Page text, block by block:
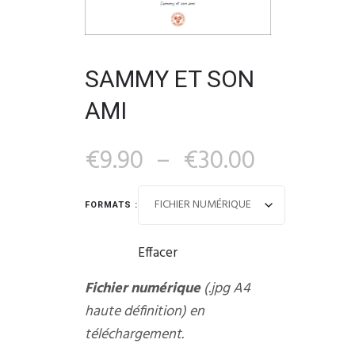
SAMMY ET SON
AMI
€9.90 – €30.00
FORMATS :
Effacer
Fichier numérique(.jpg A4
haute définition) en
téléchargement.